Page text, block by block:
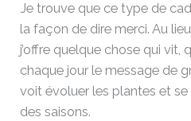
Je trouve que ce type de
la façon de dire merci. Au
j’offre quelque chose qui vit,
chaque jour le message de
voit évoluer les plantes et
des saisons.